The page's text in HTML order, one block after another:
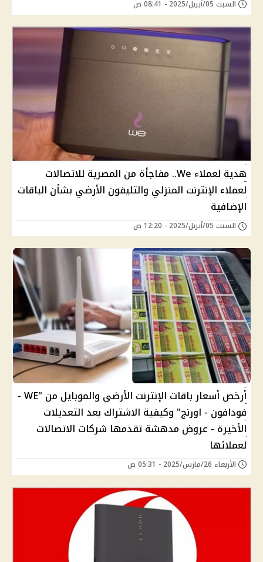
السبت 05/أبريل/2025 - 08:41 ص
هدية لعملاء We.. مفاجأة من المصرية للاتصالات
لعملاء الإنترنت المنزلي والتليفون الأرضي بشأن الباقات
الإضافية
السبت 05/أبريل/2025 - 12:20 ص
أرخص أسعار باقات الإنترنت الأرضي والموبايل من "WE -
فودافون - اورنج" وكيفية الاشتراك بعد التعديلات
الأخيرة - عروض مدهشة تقدمها شركات الاتصالات
لعملائها
الأربعاء 26/مارس/2025 - 05:31 ص